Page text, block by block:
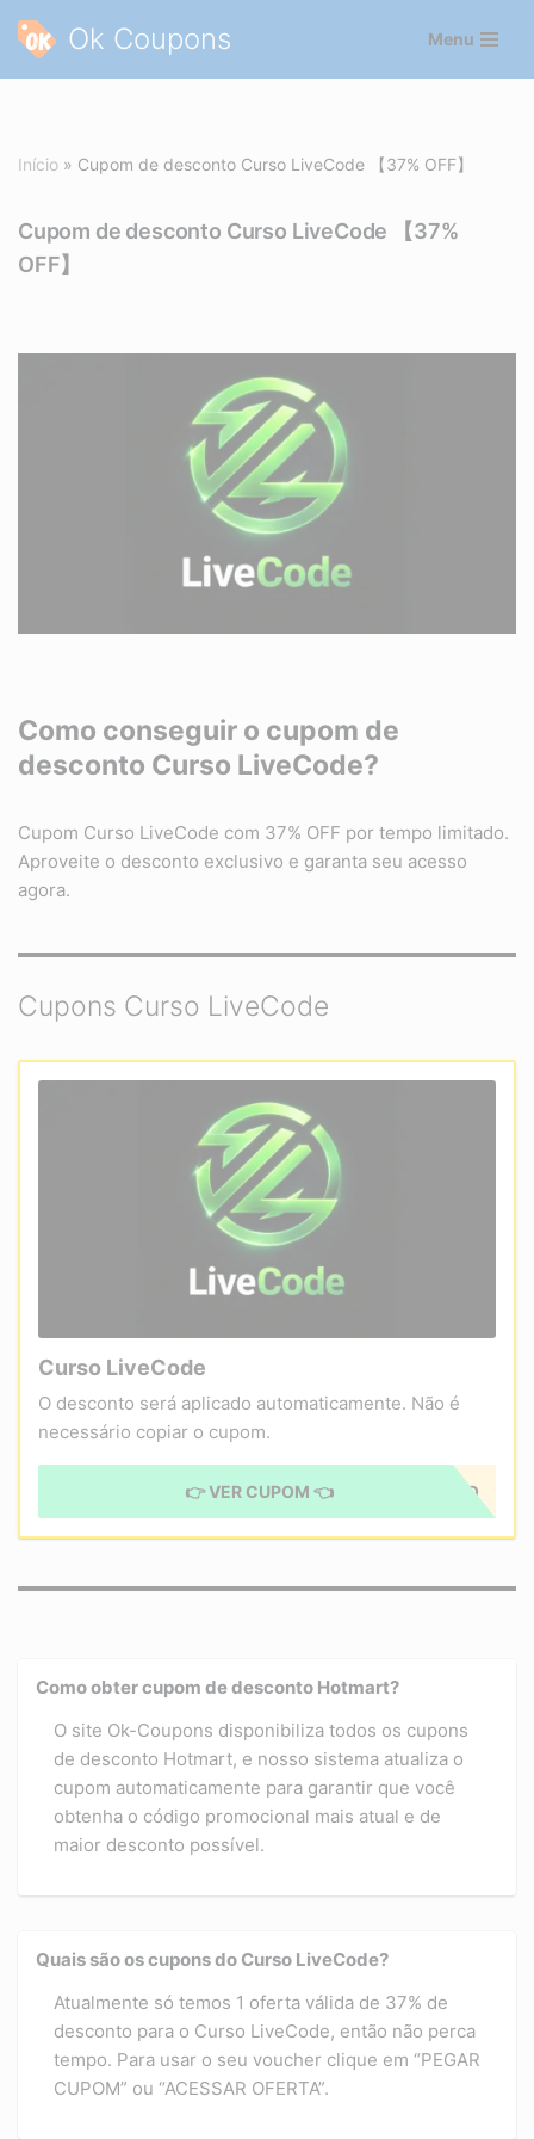
Pular
Ok Coupons Menu
Início » Cupom de desconto Curso LiveCode 【37% OFF】
Cupom de desconto Curso LiveCode 【37%
OFF】
Como conseguir o cupom de
desconto Curso LiveCode?
Cupom Curso LiveCode com 37% OFF por tempo limitado.
Aproveite o desconto exclusivo e garanta seu acesso
agora.
Cupons Curso LiveCode
Curso LiveCode
O desconto será aplicado automaticamente. Não é
necessário copiar o cupom.
CUPOM APLICADO
👉 VER CUPOM 👈
Como obter cupom de desconto Hotmart?
O site Ok-Coupons disponibiliza todos os cupons
de desconto Hotmart, e nosso sistema atualiza o
cupom automaticamente para garantir que você
obtenha o código promocional mais atual e de
maior desconto possível.
Quais são os cupons do Curso LiveCode?
Atualmente só temos 1 oferta válida de 37% de
desconto para o Curso LiveCode, então não perca
tempo. Para usar o seu voucher clique em “PEGAR
CUPOM” ou “ACESSAR OFERTA”.